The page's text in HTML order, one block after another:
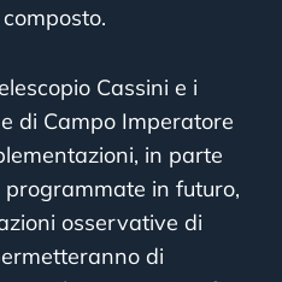
Cassini e i
di Campo Imperatore
in parte
in futuro,
osservative di
di